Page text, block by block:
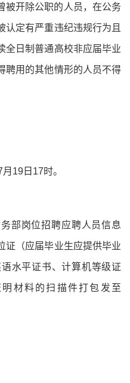
被开除公职的人员，在公务
认定有严重违纪违规行为且
全日制普通高校非应届毕业
聘用的其他情形的人员不得
19日17时。
部岗位招聘应聘人员信息
证（应届毕业生应提供毕业
水平证书、计算机等级证
材料的扫描件打包发至